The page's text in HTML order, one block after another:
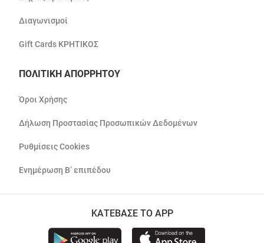
Διαγωνισμοί
Gift Cards ΚΡΗΤΙΚΟΣ
ΠΟΛΙΤΙΚΗ ΑΠΟΡΡΗΤΟΥ
Όροι Χρήσης
Δήλωση Προστασίας Προσωπικών Δεδομένων
Ρυθμίσεις Cookies
Ενημέρωση Β’ επιπέδου
ΚΑΤΕΒΑΣΕ ΤΟ APP